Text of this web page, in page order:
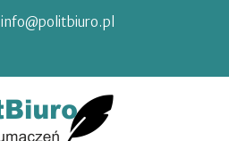
info@politbiuro.pl